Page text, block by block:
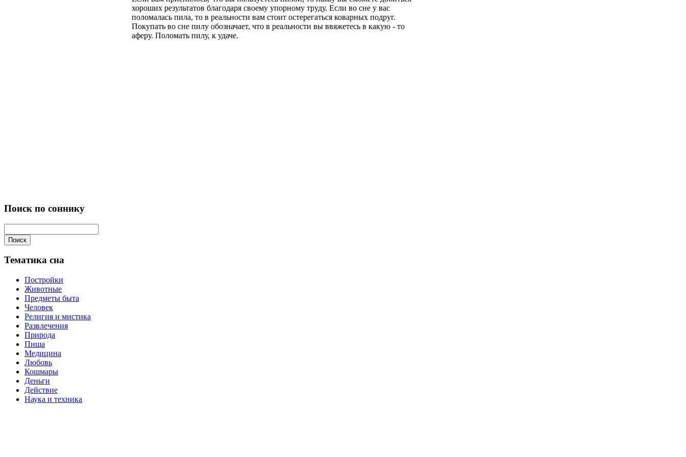
хороших результатов благодаря своему упорному труду. Если во сне у вас
поломалась пила, то в реальности вам стоит остерегаться коварных подруг.
Покупать во сне пилу обозначает, что в реальности вы ввяжетесь в какую - то
аферу. Поломать пилу, к удаче.
Поиск по соннику
Поиск
Тематика сна
Постройки
Животные
Предметы быта
Человек
Религия и мистика
Развлечения
Природа
Пища
Медицина
Любовь
Кошмары
Деньги
Действие
Наука и техника